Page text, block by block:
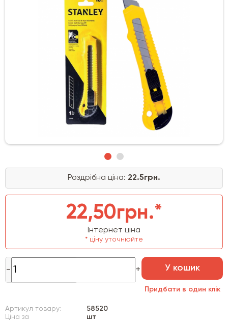
Роздрібна ціна: 22.5грн.
22,50грн.*
Інтернет ціна
* ціну уточнюйте
У кошик
Придбати в один клік
Артикул товару:
58520
Ціна за
шт